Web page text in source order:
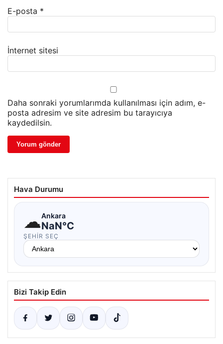
E-posta *
İnternet sitesi
Daha sonraki yorumlarımda kullanılması için adım, e-
posta adresim ve site adresim bu tarayıcıya
kaydedilsin.
Hava Durumu
☁Ankara
NaN°C
ŞEHIR SEÇ
Bizi Takip Edin